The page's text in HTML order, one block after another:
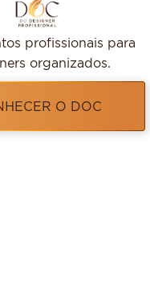
profissionais para
organizados.
O DOC